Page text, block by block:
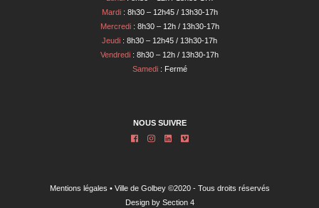
Mardi: 8h30 – 12h45 / 13h30-17h
Mercredi: 8h30 – 12h / 13h30-17h
Jeudi : 8h30 – 12h45 / 13h30-17h
Vendredi : 8h30 – 12h / 13h30-17h
Samedi: Fermé
NOUS SUIVRE
Mentions légales • Ville de Golbey ©2020 - Tous droits réservés
Design by Section 4